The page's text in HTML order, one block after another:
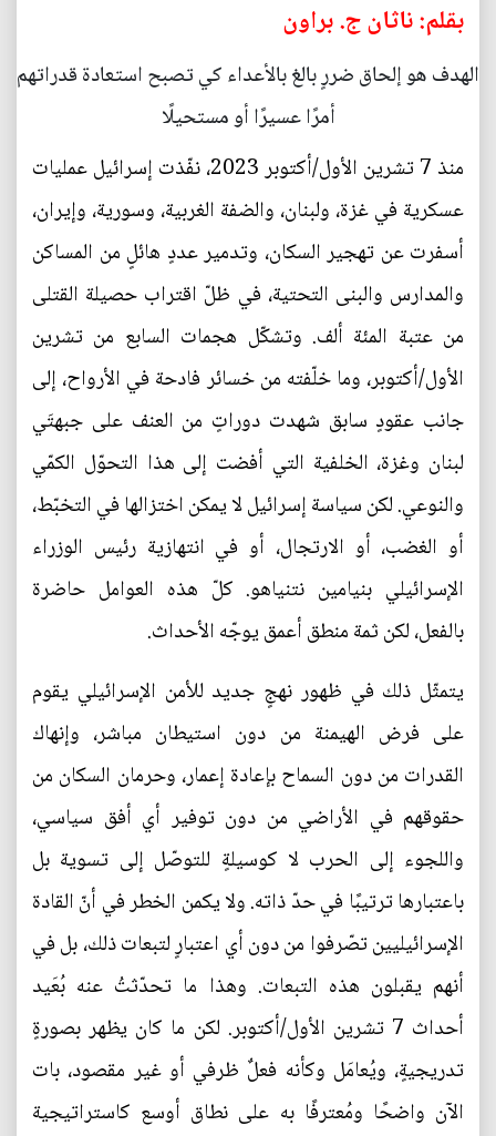
بقلم: ناثان ج. براون
الهدف هو إلحاق ضررٍ بالغ بالأعداء كي تصبح استعادة قدراتهم
أمرًا عسيرًا أو مستحيلًا
منذ 7 تشرين الأول/أكتوبر 2023، نفّذت إسرائيل عمليات
عسكرية في غزة، ولبنان، والضفة الغربية، وسورية، وإيران،
أسفرت عن تهجير السكان، وتدمير عددٍ هائلٍ من المساكن
والمدارس والبنى التحتية، في ظلّ اقتراب حصيلة القتلى
من عتبة المئة ألف. وتشكّل هجمات السابع من تشرين
الأول/أكتوبر، وما خلّفته من خسائر فادحة في الأرواح، إلى
جانب عقودٍ سابق شهدت دوراتٍ من العنف على جبهتَي
لبنان وغزة، الخلفية التي أفضت إلى هذا التحوّل الكمّي
والنوعي. لكن سياسة إسرائيل لا يمكن اختزالها في التخبّط،
أو الغضب، أو الارتجال، أو في انتهازية رئيس الوزراء
الإسرائيلي بنيامين نتنياهو. كلّ هذه العوامل حاضرة
بالفعل، لكن ثمة منطق أعمق يوجّه الأحداث.
يتمثّل ذلك في ظهور نهجٍ جديد للأمن الإسرائيلي يقوم
على فرض الهيمنة من دون استيطان مباشر، وإنهاك
القدرات من دون السماح بإعادة إعمار، وحرمان السكان من
حقوقهم في الأراضي من دون توفير أي أفق سياسي،
واللجوء إلى الحرب لا كوسيلةٍ للتوصّل إلى تسوية بل
باعتبارها ترتيبًا في حدّ ذاته. ولا يكمن الخطر في أنّ القادة
الإسرائيليين تصّرفوا من دون أي اعتبارٍ لتبعات ذلك، بل في
أنهم يقبلون هذه التبعات. وهذا ما تحدّثتُ عنه بُعَيد
أحداث 7 تشرين الأول/أكتوبر. لكن ما كان يظهر بصورةٍ
تدريجيةٍ، ويُعامَل وكأنه فعلٌ ظرفي أو غير مقصود، بات
الآن واضحًا ومُعترفًا به على نطاق أوسع كاستراتيجية